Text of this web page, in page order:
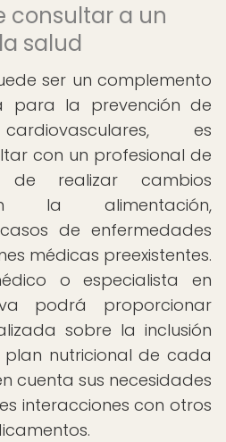
consultar a un
salud
ser un complemento
para la prevención de
es
con un profesional de
realizar cambios
la alimentación,
de enfermedades
médicas preexistentes.
o especialista en
podrá proporcionar
sobre la inclusión
nutricional de cada
cuenta sus necesidades
interacciones con otros